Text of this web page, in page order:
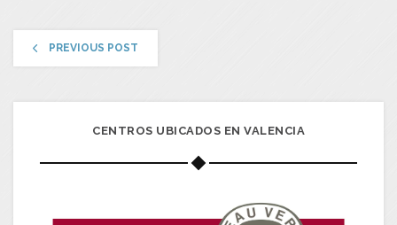
PREVIOUS POST
CENTROS UBICADOS EN VALENCIA